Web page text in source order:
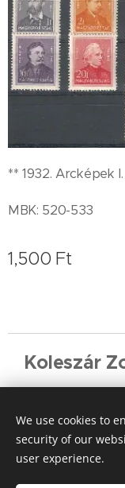
** 1932. Arcképek
MBK: 520-533
1,500 Ft
Koleszár
We use cookies to
security of our
user experience.